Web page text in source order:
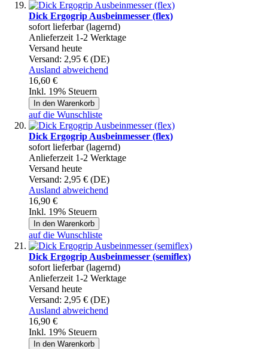
Dick Ergogrip Ausbeinmesser (flex)
sofort lieferbar (lagernd)
Anlieferzeit 1-2 Werktage
Versand heute
Versand: 2,95 € (DE)
Ausland abweichend
16,60 €
Inkl. 19% Steuern
In den Warenkorb
auf die Wunschliste
Dick Ergogrip Ausbeinmesser (flex)
sofort lieferbar (lagernd)
Anlieferzeit 1-2 Werktage
Versand heute
Versand: 2,95 € (DE)
Ausland abweichend
16,90 €
Inkl. 19% Steuern
In den Warenkorb
auf die Wunschliste
Dick Ergogrip Ausbeinmesser (semiflex)
sofort lieferbar (lagernd)
Anlieferzeit 1-2 Werktage
Versand heute
Versand: 2,95 € (DE)
Ausland abweichend
16,90 €
Inkl. 19% Steuern
In den Warenkorb